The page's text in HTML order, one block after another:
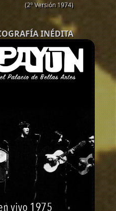
(2º Versión 1974)
INÉDITA